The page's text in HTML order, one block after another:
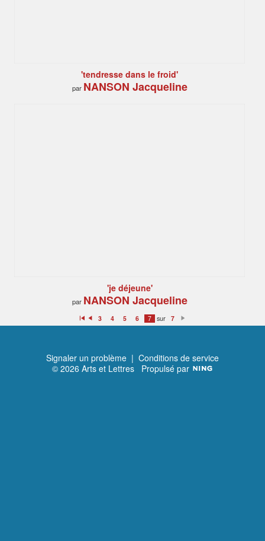
'tendresse dans le froid'
par NANSON Jacqueline
'je déjeune'
par NANSON Jacqueline
Premier
Précédent
3 4 5 6 7 sur 7
Suivant
Signaler un problème | Conditions de service
© 2026 Arts et Lettres Propulsé par